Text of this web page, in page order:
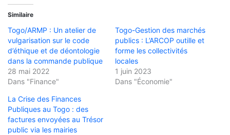
Similaire
Togo/ARMP : Un atelier de
vulgarisation sur le code
d’éthique et de déontologie
dans la commande publique
28 mai 2022
Dans "Finance"
Togo-Gestion des marchés
publics : L’ARCOP outille et
forme les collectivités
locales
1 juin 2023
Dans "Économie"
La Crise des Finances
Publiques au Togo : des
factures envoyées au Trésor
public via les mairies